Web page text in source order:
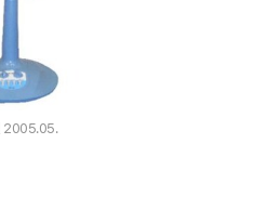
2005.05.